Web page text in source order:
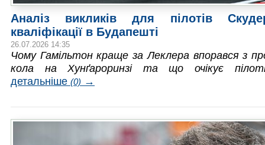
Аналіз викликів для пілотів
кваліфікації в Будапешті
26.07.2026 14:35
Чому Гамільтон краще за Леклера впорався з
кола на Хунґароринзі та що очікує
детальніше (0) →